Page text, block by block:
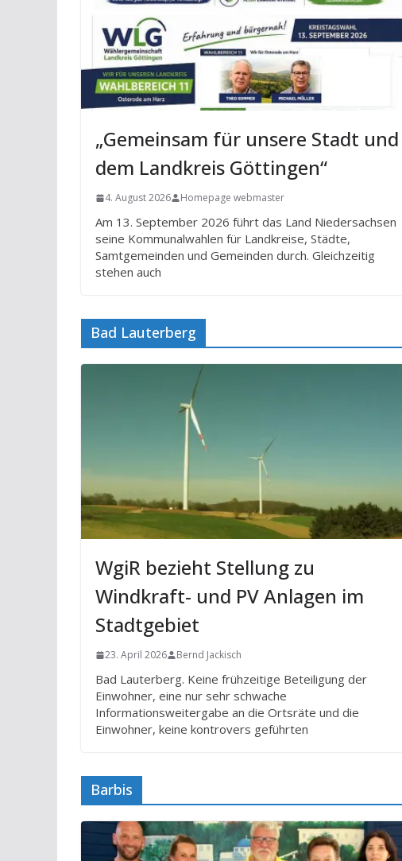
„Gemeinsam für unsere Stadt und
dem Landkreis Göttingen“
4. August 2026 Homepage webmaster
Am 13. September 2026 führt das Land Niedersachsen
seine Kommunalwahlen für Landkreise, Städte,
Samtgemeinden und Gemeinden durch. Gleichzeitig
stehen auch
Bad Lauterberg
WgiR bezieht Stellung zu
Windkraft- und PV Anlagen im
Stadtgebiet
23. April 2026 Bernd Jackisch
Bad Lauterberg. Keine frühzeitige Beteiligung der
Einwohner, eine nur sehr schwache
Informationsweitergabe an die Ortsräte und die
Einwohner, keine kontrovers geführten
Barbis